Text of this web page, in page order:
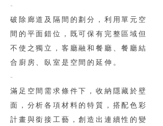
-
破除廊道及隔間的劃分，利用單元空
間的平面錯位，既可保有完整區域但
不使之獨立，客廳融和餐廳、餐廳結
合廚房、臥室是空間的延伸。
-
滿足空間需求條件下，收納隱藏於壁
面，分析各項材料的特質，搭配色彩
計畫與銜接工藝，創造出連續性的變